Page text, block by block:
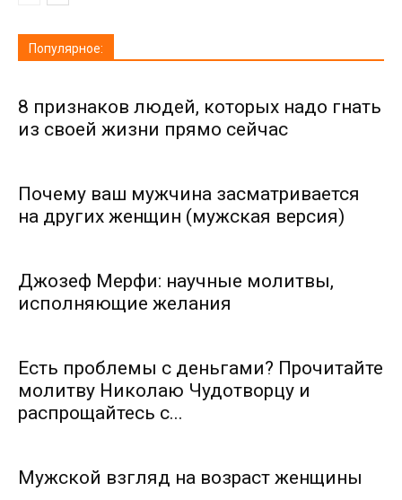
Популярное:
8 признаков людей, которых надо гнать
из своей жизни прямо сейчас
Почему ваш мужчина засматривается
на других женщин (мужская версия)
Джозеф Мерфи: научные молитвы,
исполняющие желания
Есть проблемы с деньгами? Прочитайте
молитву Николаю Чудотворцу и
распрощайтесь с...
Мужской взгляд на возраст женщины